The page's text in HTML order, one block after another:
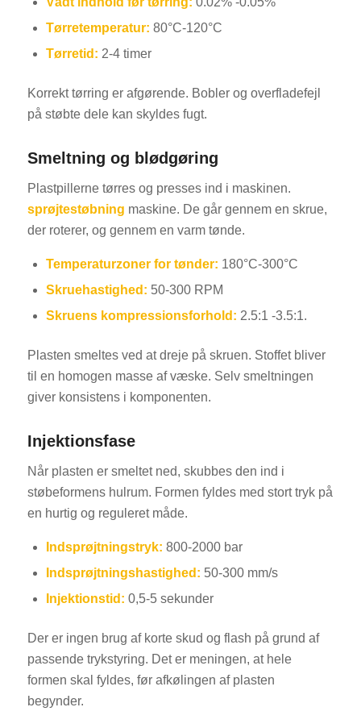
Tørretemperatur: 80°C-120°C
Tørretid: 2-4 timer
Korrekt tørring er afgørende. Bobler og overfladefejl
på støbte dele kan skyldes fugt.
Smeltning og blødgøring
Plastpillerne tørres og presses ind i maskinen.
sprøjtestøbning maskine. De går gennem en skrue,
der roterer, og gennem en varm tønde.
Temperaturzoner for tønder: 180°C-300°C
Skruehastighed: 50-300 RPM
Skruens kompressionsforhold: 2.5:1 -3.5:1.
Plasten smeltes ved at dreje på skruen. Stoffet bliver
til en homogen masse af væske. Selv smeltningen
giver konsistens i komponenten.
Injektionsfase
Når plasten er smeltet ned, skubbes den ind i
støbeformens hulrum. Formen fyldes med stort tryk på
en hurtig og reguleret måde.
Indsprøjtningstryk: 800-2000 bar
Indsprøjtningshastighed: 50-300 mm/s
Injektionstid: 0,5-5 sekunder
Der er ingen brug af korte skud og flash på grund af
passende trykstyring. Det er meningen, at hele
formen skal fyldes, før afkølingen af plasten
begynder.